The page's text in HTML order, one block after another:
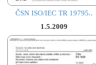
ČSN ISO/IEC TR 19795..
1.5.2009